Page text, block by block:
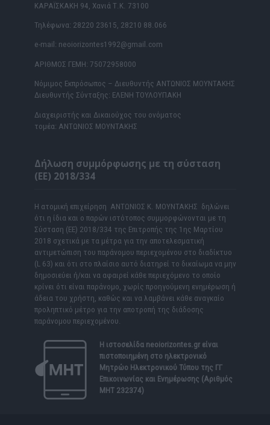
ΚΑΡΑΪΣΚΑΚΗ 94, Χανιά Τ.Κ. 73100
Τηλέφωνα: 28220 23615, 28210 88.066
e-mail: neoiorizontes1992@gmail.com
ΑΡΙΘΜΟΣ ΓΕΜΗ: 75072958000
Νόμιμος Εκπρόσωπος – Διευθυντής ΑΝΤΩΝΙΟΣ ΜΟΥΝΤΑΚΗΣ
Διευθυντής Σύνταξης: ΕΛΕΝΗ ΤΟΥΛΟΥΠΑΚΗ
Διαχειριστής και Δικαιούχος του ονόματος
τομέα: ΑΝΤΩΝΙΟΣ ΜΟΥΝΤΑΚΗΣ
Δήλωση συμμόρφωσης με τη σύσταση
(ΕΕ) 2018/334
Η ατομική επιχείρηση ΑΝΤΩΝΙΟΣ Κ. ΜΟΥΝΤΑΚΗΣ δηλώνει
ότι η ίδια και ο παρών ιστότοπος συμμορφώνονται με τη
Σύσταση (ΕΕ) 2018/334 της Επιτροπής της 1ης Μαρτίου
2018 σχετικά με τα μέτρα για την αποτελεσματική
αντιμετώπιση του παράνομου περιεχομένου στο διαδίκτυο
(L 63) και ότι στο πλαίσιο αυτό διατηρεί το δικαίωμα να μην
δημοσιεύει ή/και να αφαιρεί κάθε περιεχόμενο το οποίο
κρίνει ότι είναι παράνομο, χωρίς προηγούμενη ενημέρωση ή
άδεια του χρήστη, καθώς και να λαμβάνει κάθε αναγκαίο
προληπτικό μέτρο για την αποτροπή της διάδοσης
παράνομου περιεχομένου.
Η ιστοσελίδα neoiorizontes.grείναι
πιστοποιημένη στο ηλεκτρονικό
Μητρώο Ηλεκτρονικού Τύπου της ΓΓ
Επικοινωνίας και Ενημέρωσης (Αριθμός
ΜΗΤ 232374)